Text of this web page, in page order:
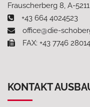
Frauscherberg 8, A-
+43 664 4024523
office@die-
FAX: +43 7746 28014
KONTAKT